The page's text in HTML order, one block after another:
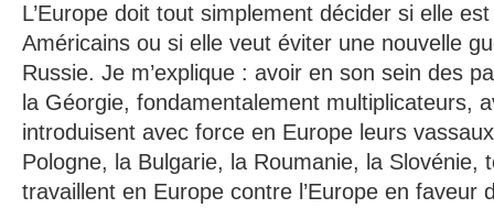
L’Europe doit tout simplement décider si elle
Américains ou si elle veut éviter une nouvelle
Russie. Je m’explique : avoir en son sein des
la Géorgie, fondamentalement multiplicateurs,
introduisent avec force en Europe leurs
Pologne, la Bulgarie, la Roumanie, la Slovénie,
travaillent en Europe contre l’Europe en faveur